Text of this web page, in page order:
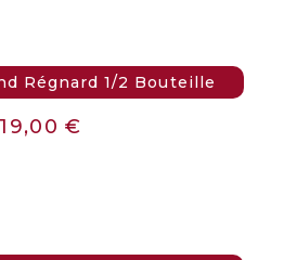
Régnard 1/2 Bouteille
19,00€